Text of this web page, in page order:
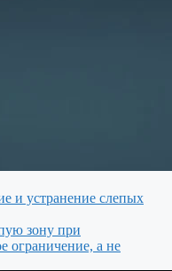
и устранение слепых
зону при
ограничение, а не